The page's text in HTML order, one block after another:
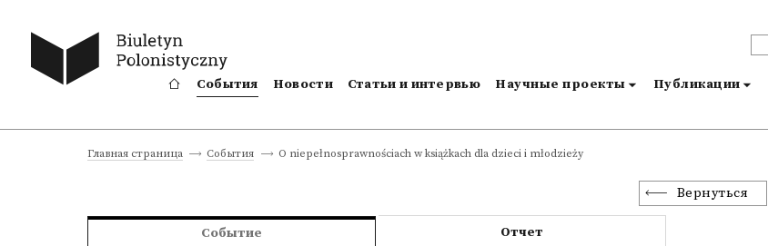
События Новости Статьи и интервью Научные проекты Публикации
Главная страница События O niepełnosprawnościach w książkach dla dzieci i młodzieży
Вернуться
Событие Отчет